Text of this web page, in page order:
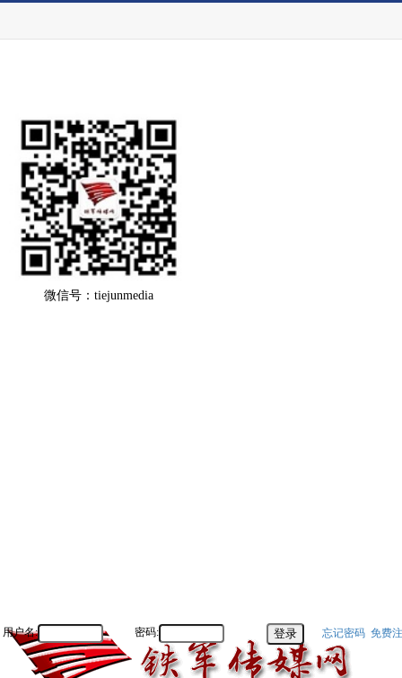
微信号：tiejunmedia
用户名: 密码: 忘记密码 免费